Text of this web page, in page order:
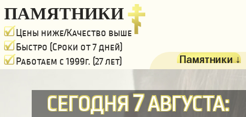
ПАМЯТНИКИ
Цены ниже/Качество выше
Быстро (Сроки от 7 дней)
Работаем с 1999г. (27 лет)
Памятники ↓
СЕГОДНЯ7АВГУСТА: